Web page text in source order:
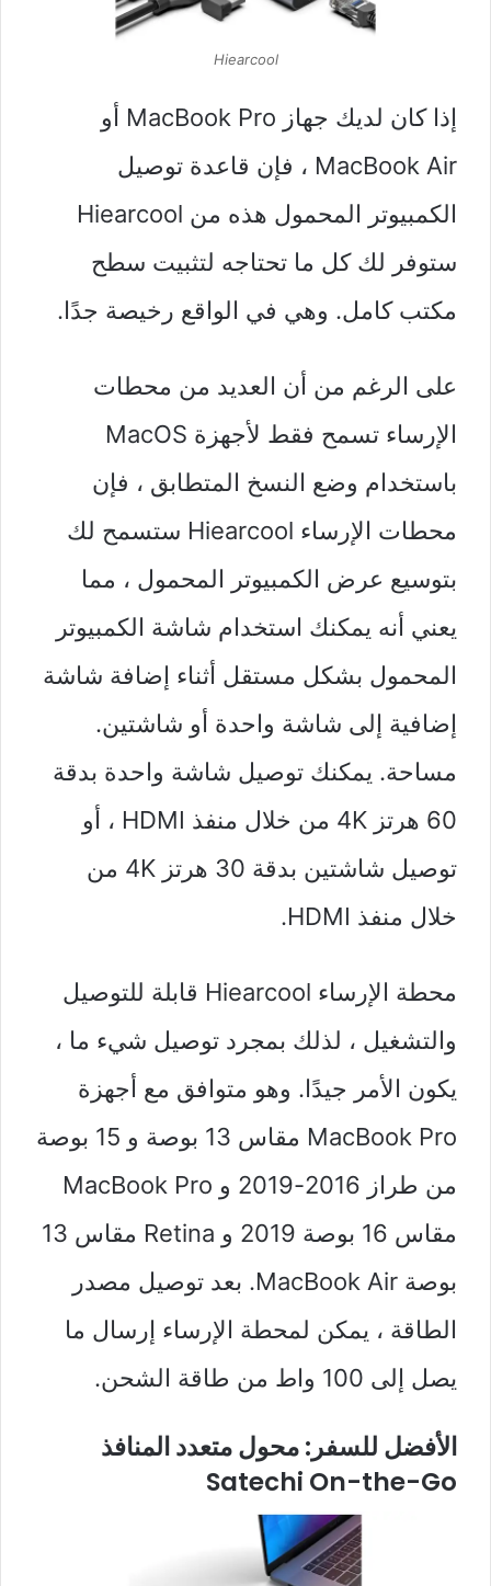
Hiearcool
إذا كان لديك جهاز MacBook Pro أو
MacBook Air ، فإن قاعدة توصيل
الكمبيوتر المحمول هذه من Hiearcool
ستوفر لك كل ما تحتاجه لتثبيت سطح
مكتب كامل. وهي في الواقع رخيصة جدًا.
على الرغم من أن العديد من محطات
الإرساء تسمح فقط لأجهزة MacOS
باستخدام وضع النسخ المتطابق ، فإن
محطات الإرساء Hiearcool ستسمح لك
بتوسيع عرض الكمبيوتر المحمول ، مما
يعني أنه يمكنك استخدام شاشة الكمبيوتر
المحمول بشكل مستقل أثناء إضافة شاشة
إضافية إلى شاشة واحدة أو شاشتين.
مساحة. يمكنك توصيل شاشة واحدة بدقة
60 هرتز 4K من خلال منفذ HDMI ، أو
توصيل شاشتين بدقة 30 هرتز 4K من
خلال منفذ HDMI.
محطة الإرساء Hiearcool قابلة للتوصيل
والتشغيل ، لذلك بمجرد توصيل شيء ما ،
يكون الأمر جيدًا. وهو متوافق مع أجهزة
MacBook Pro مقاس 13 بوصة و 15 بوصة
من طراز 2016-2019 و MacBook Pro
مقاس 16 بوصة 2019 و Retina مقاس 13
بوصة MacBook Air. بعد توصيل مصدر
الطاقة ، يمكن لمحطة الإرساء إرسال ما
يصل إلى 100 واط من طاقة الشحن.
الأفضل للسفر: محول متعدد المنافذ
Satechi On-the-Go